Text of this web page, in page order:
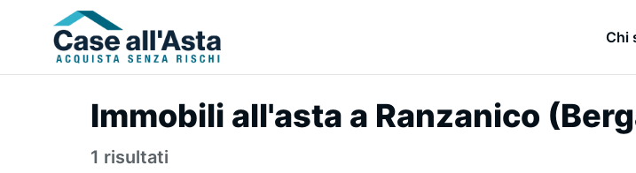
Chi
Immobili all'asta a Ranzanico
1 risultati